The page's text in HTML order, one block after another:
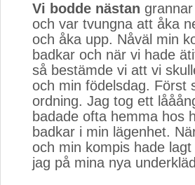
Vi bodde nästan
och var tvungna att åka
och åka upp. Nåväl min
badkar och när vi hade
så bestämde vi att vi
och min födelsdag. Först
ordning. Jag tog ett
badade ofta hemma hos
badkar i min lägenhet.
och min kompis hade
jag på mina nya